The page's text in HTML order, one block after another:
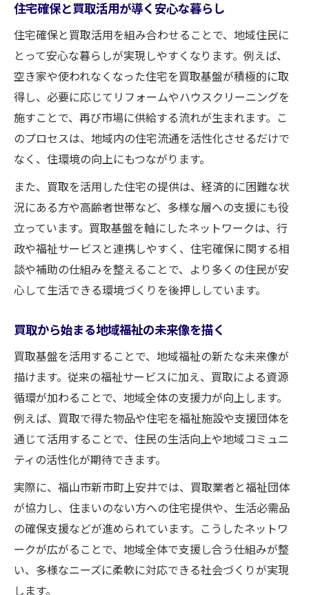
住宅確保と買取活用が導く安心な暮らし
住宅確保と買取活用を組み合わせることで、地域住民に
とって安心な暮らしが実現しやすくなります。例えば、
空き家や使われなくなった住宅を買取基盤が積極的に取
得し、必要に応じてリフォームやハウスクリーニングを
施すことで、再び市場に供給する流れが生まれます。こ
のプロセスは、地域内の住宅流通を活性化させるだけで
なく、住環境の向上にもつながります。
また、買取を活用した住宅の提供は、経済的に困難な状
況にある方や高齢者世帯など、多様な層への支援にも役
立っています。買取基盤を軸にしたネットワークは、行
政や福祉サービスと連携しやすく、住宅確保に関する相
談や補助の仕組みを整えることで、より多くの住民が安
心して生活できる環境づくりを後押ししています。
買取から始まる地域福祉の未来像を描く
買取基盤を活用することで、地域福祉の新たな未来像が
描けます。従来の福祉サービスに加え、買取による資源
循環が加わることで、地域全体の支援力が向上します。
例えば、買取で得た物品や住宅を福祉施設や支援団体を
通じて活用することで、住民の生活向上や地域コミュニ
ティの活性化が期待できます。
実際に、福山市新市町上安井では、買取業者と福祉団体
が協力し、住まいのない方への住宅提供や、生活必需品
の確保支援などが進められています。こうしたネットワ
ークが広がることで、地域全体で支援し合う仕組みが整
い、多様なニーズに柔軟に対応できる社会づくりが実現
します。